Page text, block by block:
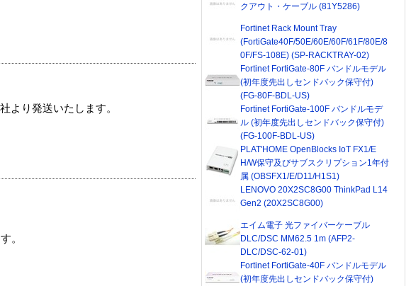
より発送いたします。
。
クアウト・ケーブル (81Y5286)
Fortinet Rack Mount Tray
(FortiGate40F/50E/60E/60F/61F/80E/8
0F/FS-108E) (SP-RACKTRAY-02)
Fortinet FortiGate-80F バンドルモデル
(初年度先出しセンドバック保守付)
(FG-80F-BDL-US)
Fortinet FortiGate-100F バンドルモデ
ル (初年度先出しセンドバック保守付)
(FG-100F-BDL-US)
PLAT'HOME OpenBlocks IoT FX1/E
H/W保守及びサブスクリプション1年付
属 (OBSFX1/E/D11/H1S1)
LENOVO 20X2SC8G00 ThinkPad L14
Gen2 (20X2SC8G00)
エイム電子 光ファイバーケーブル
DLC/DSC MM62.5 1m (AFP2-
DLC/DSC-62-01)
Fortinet FortiGate-40F バンドルモデル
(初年度先出しセンドバック保守付)